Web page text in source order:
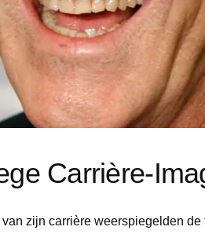
Carrière-
van zijn carrière weerspiegelden